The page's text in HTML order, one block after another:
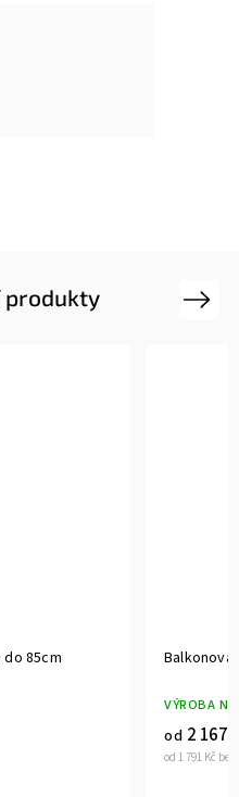
produkty
85cm
VÝROBA
od 1 791 Kč
od 2 167
Next